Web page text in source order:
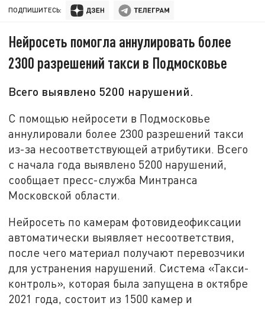
ПОДПИШИТЕСЬ:
Нейросеть помогла аннулировать более
2300 разрешений такси в Подмосковье
Всего выявлено 5200 нарушений.
С помощью нейросети в Подмосковье
аннулировали более 2300 разрешений такси
из-за несоответствующей атрибутики. Всего
с начала года выявлено 5200 нарушений,
сообщает пресс-служба Минтранса
Московской области.
Нейросеть по камерам фотовидеофиксации
автоматически выявляет несоответствия,
после чего материал получают перевозчики
для устранения нарушений. Система «Такси-
контроль», которая была запущена в октябре
2021 года, состоит из 1500 камер и